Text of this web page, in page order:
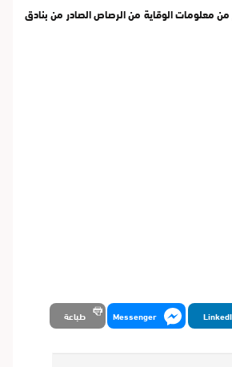
معلومات الوقاية من الرصاص الصادر من بنادق
Messenger طباعة